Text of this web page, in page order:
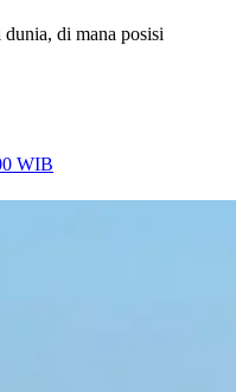
dunia, di mana posisi
WIB